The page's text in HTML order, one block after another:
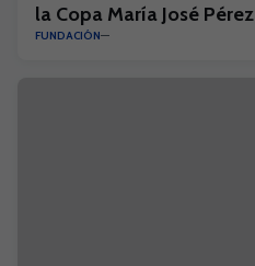
la Copa María José Pérez
FUNDACIÓN